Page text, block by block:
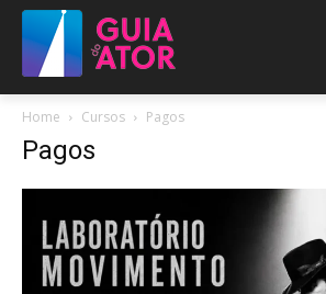
Home Cursos Pagos
Pagos